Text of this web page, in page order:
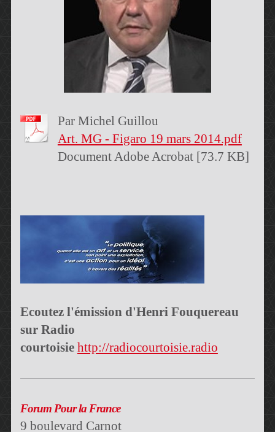
Par Michel Guillou
Art. MG - Figaro 19 mars 2014.pdf
Document Adobe Acrobat [73.7 KB]
Ecoutez l'émission d'Henri Fouquereau
sur Radio
courtoisie http://radiocourtoisie.radio
Forum Pour la France
9 boulevard Carnot